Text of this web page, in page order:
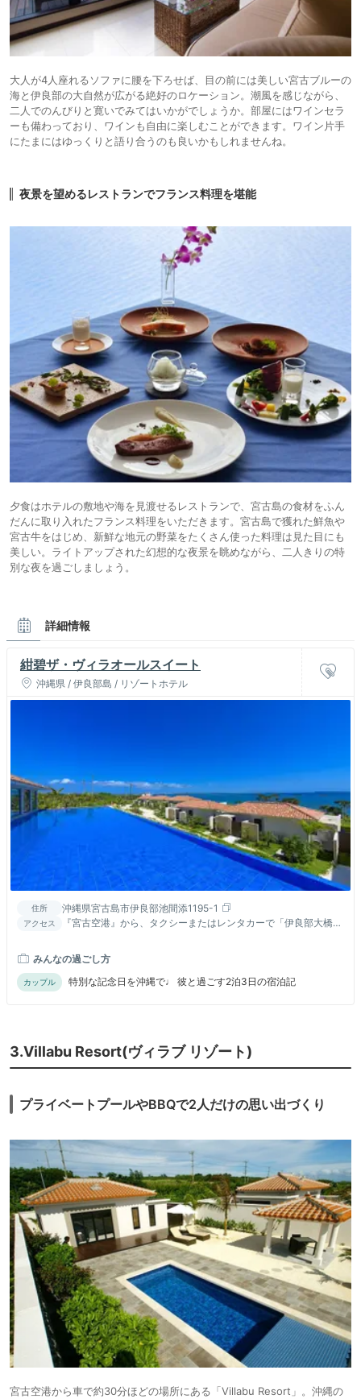
大人が4人座れるソファに腰を下ろせば、目の前には美しい宮古ブルーの
海と伊良部の大自然が広がる絶好のロケーション。潮風を感じながら、
二人でのんびりと寛いでみてはいかがでしょうか。部屋にはワインセラ
ーも備わっており、ワインも自由に楽しむことができます。ワイン片手
にたまにはゆっくりと語り合うのも良いかもしれませんね。
夜景を望めるレストランでフランス料理を堪能
夕食はホテルの敷地や海を見渡せるレストランで、宮古島の食材をふん
だんに取り入れたフランス料理をいただきます。宮古島で獲れた鮮魚や
宮古牛をはじめ、新鮮な地元の野菜をたくさん使った料理は見た目にも
美しい。ライトアップされた幻想的な夜景を眺めながら、二人きりの特
別な夜を過ごしましょう。
詳細情報
紺碧ザ・ヴィラオールスイート
沖縄県 / 伊良部島 / リゾートホテル
住所 沖縄県宮古島市伊良部池間添1195-1
アクセス
『宮古空港』から、タクシーまたはレンタカーで「伊良部大橋」
みんなの過ごし方
カップル 特別な記念日を沖縄で♩ 彼と過ごす2泊3日の宿泊記
3.Villabu Resort(ヴィラブ リゾート)
プライベートプールやBBQで2人だけの思い出づくり
宮古空港から車で約30分ほどの場所にある「Villabu Resort」。沖縄の